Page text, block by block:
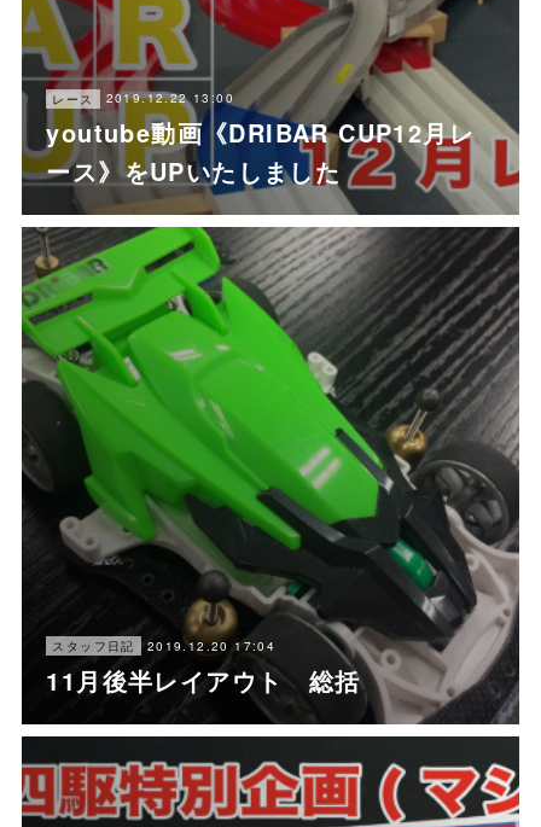
レース 2019.12.22 13:00
youtube動画《DRIBAR CUP12月レ
ース》をUPいたしました
スタッフ日記 2019.12.20 17:04
11月後半レイアウト 総括